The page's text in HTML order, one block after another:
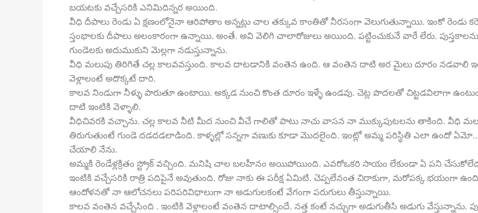
బయటకు వచ్చేసరికి ఎనిమిదిన్నర అయింది.
వీధి దీపాలు రెండు ఏ క్షణంలోనైనా ఆరిపోతాం అన్నట్లు చాల తక్కువ కాంతితో నీరసంగా వెలుగుతున్నాయి. ఇంకో రెండు
స్తంభాలకు దీపాలు అలంకారంగా ఉన్నాయి. అంతే. అవి వెలిగి చాలారోజులు అయింది. పట్టించుకునే వారే లేరు. పుస్తకాలను
గుండెలకు అదుముకుని మెల్లగా నడుస్తున్నాను.
వీధి మలుపు తిరిగితే చల్ల కాలవవస్తుంది. కాలవ దాటడానికి వంతెన ఉంది. ఆ వంతెన దాటి అర మైలు దూరం నడవాలి
వెళ్లాలంటే అదొక్కటే దారి.
కాలవ నిండుగా నీళ్ళు పారుతూ ఉంటాయి. అక్కడ నుంచి కొంత దూరం ఇళ్ళే ఉండవు. చెట్ల పొదలతో చిట్టడవిలాగా
దాటి ఇంటికి వెళ్ళాలి.
వీధిచివరకి వచ్చాను. చల్ల కాలవ నీటి మీద నుంచి వీచే గాలితో పాటు నాచు వాసన నా ముక్కుపుటలను తాకింది. వీధి
తిరుగుతుంటే గుండె దడదడలాడింది. కాళ్ళల్లో సన్నగా వణుకు కూడా మొదలైంది. ఇంట్లో అమ్మ పరిస్థితి ఎలా ఉందో ఏమో..!
చేయాలి నేను.
అమ్మకి రెండేళ్లక్రితం స్ట్రోక్ వచ్చింది. మనిషి చాల బలహీనం అయిపోయింది. ఎవరోఒకరి సాయం లేకుండా ఏ పని
ఇంటికి వచ్చేసరికి రాత్రి పదిపైనే అవుతుంది. రోజు నాకు ఈ పరీక్ష ఏమిటి. చెప్పలేనంత చిరాకుగా, మరోపక్క భయంగా
ఆందోళనతో నా ఆలోచనలు పరిపరివిధాలుగా నా అడుగులకంటే వేగంగా పరుగులు తీస్తున్నాయి.
కాలవ వంతెన వచ్చేసింది . ఇంటికి వెళ్లాలంటే వంతెన దాటాల్సిందే. నత్త కంటే నచ్చుగా అడుగుతీసి అడుగు వేస్తున్నాను.